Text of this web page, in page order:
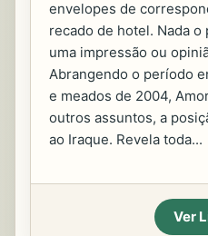
envelopes de
recado de hotel. Nada
uma impressão ou
Abrangendo o período
e meados de 2004,
outros assuntos, a
ao Iraque. Revela toda...
Ver